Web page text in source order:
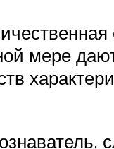
мере